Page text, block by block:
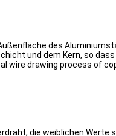
des
und dem Kern, so
wire drawing process of
die weiblichen Werte